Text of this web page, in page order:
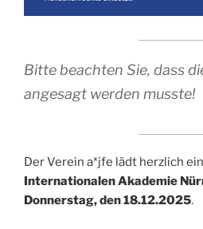
Bitte beachten Sie, dass
angesagt werden musste!
Der Verein a*jfe lädt herzlich
Internationalen Akademie
Donnerstag, den 18.12.2025.